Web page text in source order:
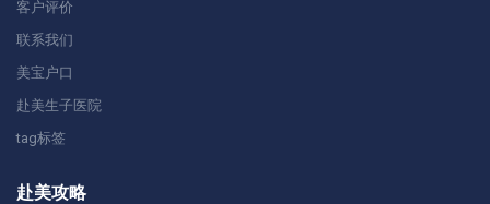
客户评价
联系我们
美宝户口
赴美生子医院
tag标签
赴美攻略